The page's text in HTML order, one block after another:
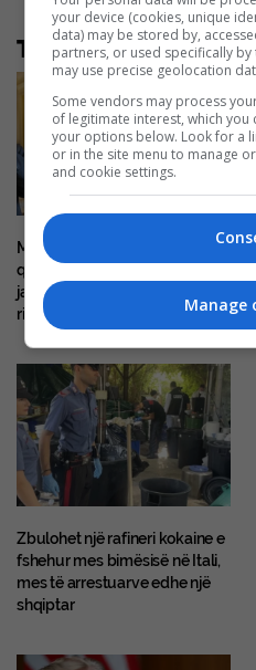
Të tjera nga rubrika
Mitch McConnell del nga
qendra e rehabilitimit pas disa
javësh, e paqartë kur do të
rikthehet në Senat
Zbulohet një rafineri kokaine e
fshehur mes bimësisë në Itali,
mes të arrestuarve edhe një
shqiptar
your device (cookies, unique
data) may be stored by,
partners, or used specifically
may use precise geolocation
Some vendors may process
of legitimate interest, which
your options below. Look for a
or in the site menu to manage
and cookie settings.
Manage